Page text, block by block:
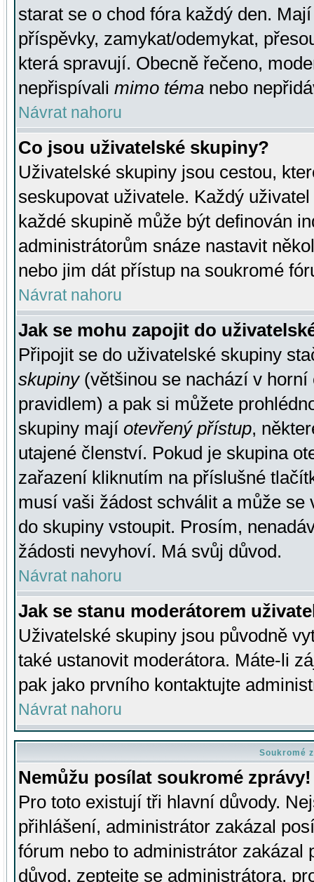
starat se o chod fóra každý den.
příspěvky, zamykat/odemykat,
která spravují. Obecně řečeno,
nepřispívali mimo téma nebo
Návrat nahoru
Co jsou uživatelské skupiny?
Uživatelské skupiny jsou cestou,
seskupovat uživatele. Každý
každé skupině může být definován
administrátorům snáze nastavit
nebo jim dát přístup na soukromé
Návrat nahoru
Jak se mohu zapojit do
Připojit se do uživatelské skupiny
skupiny(většinou se nachází v horní
pravidlem) a pak si můžete
skupiny mají otevřený přístup,
utajené členství. Pokud je skupina
zařazení kliknutím na příslušné
musí vaši žádost schválit a může se
do skupiny vstoupit. Prosím,
žádosti nevyhoví. Má svůj důvod.
Návrat nahoru
Jak se stanu moderátorem
Uživatelské skupiny jsou původně
také ustanovit moderátora. Máte-li
pak jako prvního kontaktujte
Návrat nahoru
Soukromé
Nemůžu posílat soukromé zprávy!
Pro toto existují tři hlavní důvody.
přihlášení, administrátor zakázal
fórum nebo to administrátor zakázal
důvod, zeptejte se administrátora,